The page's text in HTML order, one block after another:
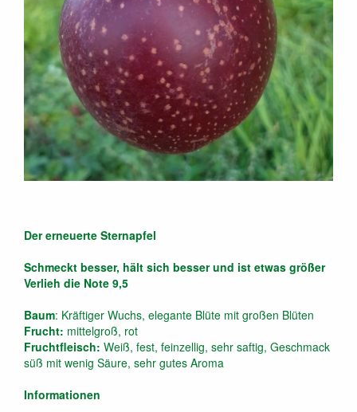
Der erneuerte Sternapfel
Schmeckt besser, hält sich besser und ist etwas größer
Verlieh die Note 9,5
Baum: Kräftiger Wuchs, elegante Blüte mit großen Blüten
Frucht: mittelgroß, rot
Fruchtfleisch: Weiß, fest, feinzellig, sehr saftig, Geschmack
süß mit wenig Säure, sehr gutes Aroma
Informationen